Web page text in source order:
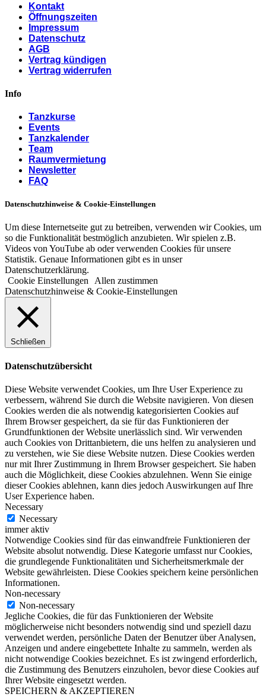
Kontakt
Öffnungszeiten
Impressum
Datenschutz
AGB
Vertrag kündigen
Vertrag widerrufen
Info
Tanzkurse
Events
Tanzkalender
Team
Raumvermietung
Newsletter
FAQ
Datenschutzhinweise & Cookie-Einstellungen
Um diese Internetseite gut zu betreiben, verwenden wir Cookies, um
so die Funktionalität bestmöglich anzubieten. Wir spielen z.B.
Videos von YouTube ab oder verwenden Cookies für unsere
Statistik. Genaue Informationen gibt es in unser
Datenschutzerklärung.
Cookie Einstellungen
Allen zustimmen
Datenschutzhinweise & Cookie-Einstellungen
Schließen
Datenschutzübersicht
Diese Website verwendet Cookies, um Ihre User Experience zu
verbessern, während Sie durch die Website navigieren. Von diesen
Cookies werden die als notwendig kategorisierten Cookies auf
Ihrem Browser gespeichert, da sie für das Funktionieren der
Grundfunktionen der Website unerlässlich sind. Wir verwenden
auch Cookies von Drittanbietern, die uns helfen zu analysieren und
zu verstehen, wie Sie diese Website nutzen. Diese Cookies werden
nur mit Ihrer Zustimmung in Ihrem Browser gespeichert. Sie haben
auch die Möglichkeit, diese Cookies abzulehnen. Wenn Sie einige
dieser Cookies ablehnen, kann dies jedoch Auswirkungen auf Ihre
User Experience haben.
Necessary
Necessary
immer aktiv
Notwendige Cookies sind für das einwandfreie Funktionieren der
Website absolut notwendig. Diese Kategorie umfasst nur Cookies,
die grundlegende Funktionalitäten und Sicherheitsmerkmale der
Website gewährleisten. Diese Cookies speichern keine persönlichen
Informationen.
Non-necessary
Non-necessary
Jegliche Cookies, die für das Funktionieren der Website
möglicherweise nicht besonders notwendig sind und speziell dazu
verwendet werden, persönliche Daten der Benutzer über Analysen,
Anzeigen und andere eingebettete Inhalte zu sammeln, werden als
nicht notwendige Cookies bezeichnet. Es ist zwingend erforderlich,
die Zustimmung des Benutzers einzuholen, bevor diese Cookies auf
Ihrer Website eingesetzt werden.
SPEICHERN & AKZEPTIEREN